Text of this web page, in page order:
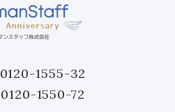
0120-1555-32
0120-1550-72